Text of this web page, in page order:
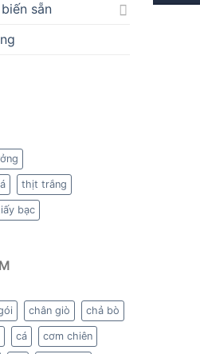
sẵn
thịt trắng
bạc
chân giò chả bò
cá cơm chiên